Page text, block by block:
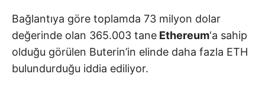
Bağlantıya göre toplamda 73 milyon dolar
değerinde olan 365.003 tane Ethereum‘a sahip
olduğu görülen Buterin’in elinde daha fazla ETH
bulundurduğu iddia ediliyor.